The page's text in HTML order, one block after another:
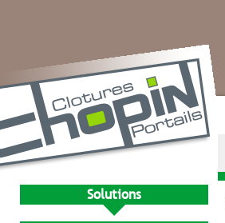
Solutions